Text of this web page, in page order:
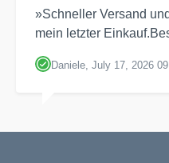
»Schneller Versand
mein letzter
Daniele, July 17, 2026